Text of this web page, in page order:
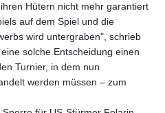
Hütern nicht mehr garantiert
auf dem Spiel und die
wird untergraben", schrieb
solche Entscheidung einen
Turnier, in dem nun
werden müssen – zum